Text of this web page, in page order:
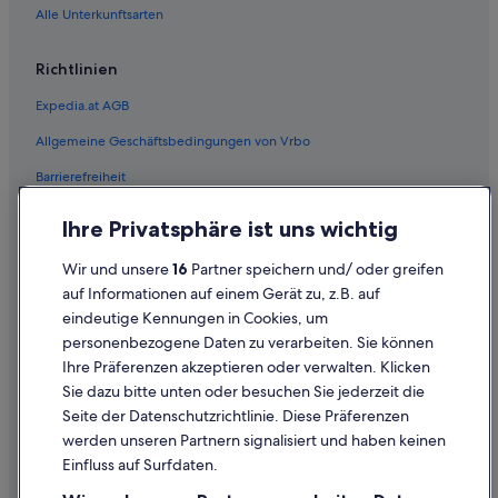
Flüge von Washington (DCA) nach Wien (VIE)
Flüge von Darwin (DRW) nach Wien (VIE)
Flüge von Düsseldorf (DUS) nach Wien (VIE)
Flüge von Ankara (ESB) nach Wien (VIE)
Flüge von Elat (ETH) nach Wien (VIE)
Flüge von Münster (FMO) nach Wien (VIE)
Flüge von Frankfurt (FRA) nach Wien (VIE)
Flüge von Rio de Janeiro (GIG) nach Wien (VIE)
Flüge von Glasgow (GLA) nach Wien (VIE)
Flüge von Gloucester (GLO) nach Wien (VIE)
Flüge von Grenoble (GNB) nach Wien (VIE)
Alle Unterkunftsarten
Richtlinien
Expedia.at AGB
Allgemeine Geschäftsbedingungen von Vrbo
Barrierefreiheit
Rechtliche Hinweise/Kontakt
Inhaltsrichtlinien und Melden von Inhalten
Hilfe
Hilfe
Ihre Privatsphäre ist uns wichtig
Wir und unsere16 Partner speichern und/ oder greifen
auf Informationen auf einem Gerät zu, z.B. auf
eindeutige Kennungen in Cookies, um
personenbezogene Daten zu verarbeiten. Sie können
Ihre Präferenzen akzeptieren oder verwalten. Klicken
Sie dazu bitte unten oder besuchen Sie jederzeit die
Seite der Datenschutzrichtlinie. Diese Präferenzen
werden unseren Partnern signalisiert und haben keinen
Einfluss auf Surfdaten.